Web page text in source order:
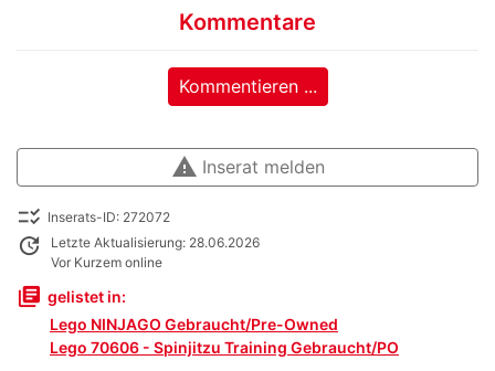
Kommentare
Kommentieren ...
warning Inserat melden
checklist_rtl Inserats-ID: 272072
update
Letzte Aktualisierung: 28.06.2026
Vor Kurzem online
library_books gelistet in:
Lego NINJAGO Gebraucht/Pre-Owned
Lego 70606 - Spinjitzu Training Gebraucht/PO